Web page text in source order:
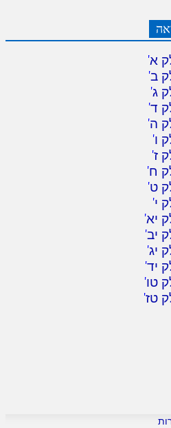
א'
ב'
ג'
ד'
ה'
ו'
ז'
ח'
ט'
י'
יא'
יב'
יג'
יד'
טו'
טז'